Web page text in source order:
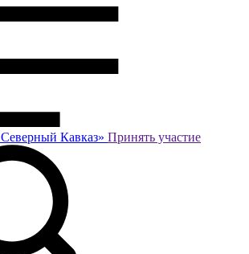
Северный Кавказ» Принять участие